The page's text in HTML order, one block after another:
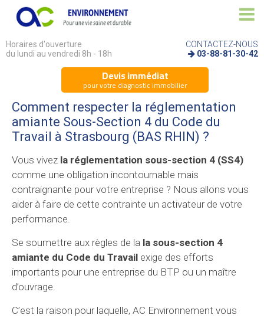
Horaires d'ouverture
du lundi au vendredi 8h - 18h
CONTACTEZ-NOUS
03-88-81-30-42
Devis immédiat
pour votre diagnostic immobilier
Comment respecter la réglementation
amiante Sous-Section 4 du Code du
Travail à Strasbourg (BAS RHIN) ?
Vous vivez la réglementation sous-section 4 (SS4)
comme une obligation incontournable mais
contraignante pour votre entreprise ? Nous allons vous
aider à faire de cette contrainte un activateur de votre
performance.
Se soumettre aux règles de la la sous-section 4
amiante du Code du Travail exige des efforts
importants pour une entreprise du BTP ou un maître
d’ouvrage.
C’est la raison pour laquelle, AC Environnement vous